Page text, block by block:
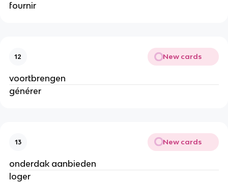
fournir
12 New cards
voortbrengen
générer
13 New cards
onderdak aanbieden
loger